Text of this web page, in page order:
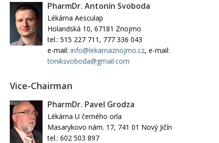
PharmDr. Antonín Svoboda
Lékárna Aesculap
Holandská 10, 67181 Znojmo
tel.: 515 227 711, 777 336 043
e-mail: info@lekarnaznojmo.cz, e-mail:
toniksvoboda@gmail.com
Vice-Chairman
PharmDr. Pavel Grodza
Lékárna U černého orla
Masarykovo nám. 17, 741 01 Nový Jičín
tel.: 602 503 897